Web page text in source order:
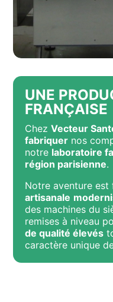
UNE
FRANÇAISE
ChezVecteur
fabriquer nos
notre laboratoire
région parisienne.
Notre aventure
artisanale
des machines du
remises à niveau
de qualité élevés
caractère unique